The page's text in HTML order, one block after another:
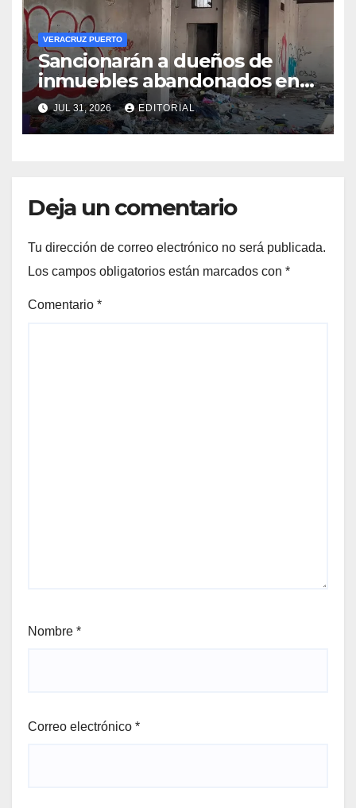
VERACRUZ PUERTO
Sancionarán a dueños de
inmuebles abandonados en
Veracruz
JUL 31, 2026 EDITORIAL
Deja un comentario
Tu dirección de correo electrónico no será publicada.
Los campos obligatorios están marcados con *
Comentario *
Nombre *
Correo electrónico *